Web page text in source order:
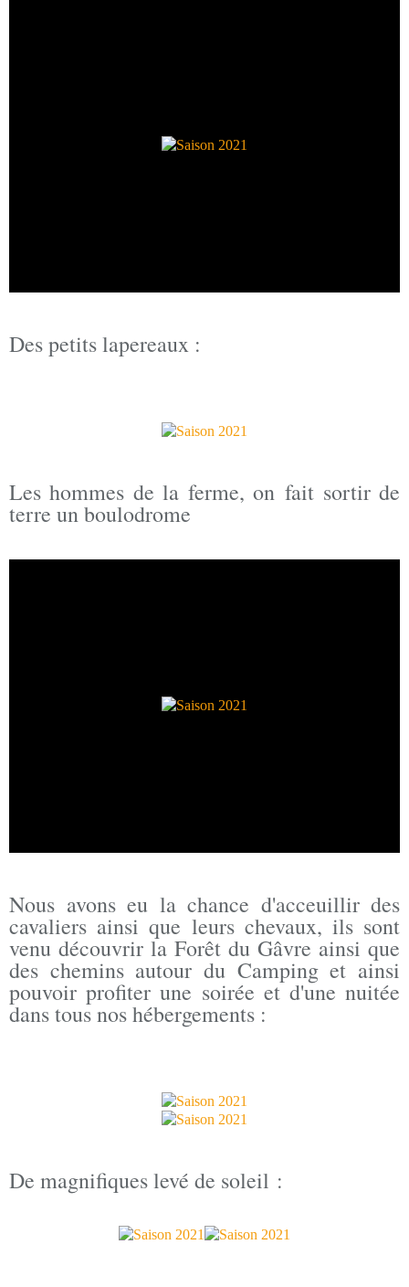
Des petits lapereaux :
Les hommes de la ferme, on fait sortir de
terre un boulodrome
Nous avons eu la chance d'acceuillir des
cavaliers ainsi que leurs chevaux, ils sont
venu découvrir la Forêt du Gâvre ainsi que
des chemins autour du Camping et ainsi
pouvoir profiter une soirée et d'une nuitée
dans tous nos hébergements :
De magnifiques levé de soleil :